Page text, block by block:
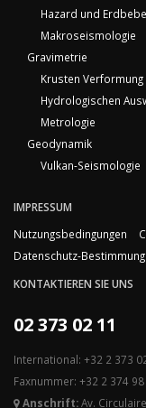
Hazard und
Makroseismologie
Gravimetrie
Krusten Verformung
Hydrologischen
Metrologie
Geodynamik
Vulkan-Seismologie
IMPRESSUM
Nutzungsbedingungen
Datenschutz-
KONTAKTIEREN SIE UNS
02 373 02 11
International: +32 2 373
Faxnummer: +32 2 374 98
Anschrift:Av.